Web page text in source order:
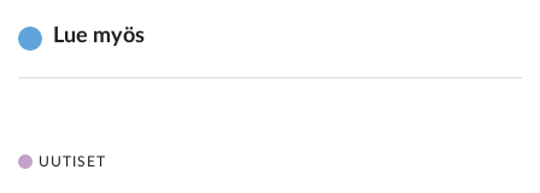
Lue myös
UUTISET